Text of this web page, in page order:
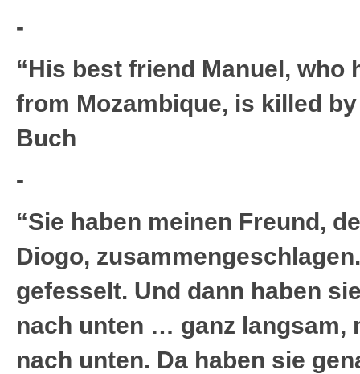
-
“His best friend Manuel, who
from Mozambique, is killed
Buch
-
“Sie haben meinen Freund,
Diogo,
gefesselt. Und dann haben
nach unten … ganz langsam,
nach unten. Da haben sie